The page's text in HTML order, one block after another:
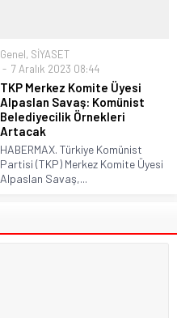
Genel, SİYASET
7 Aralık 2023 08:44
TKP Merkez Komite Üyesi
Alpaslan Savaş: Komünist
Belediyecilik Örnekleri
Artacak
HABERMAX. Türkiye Komünist
Partisi (TKP) Merkez Komite Üyesi
Alpaslan Savaş,...